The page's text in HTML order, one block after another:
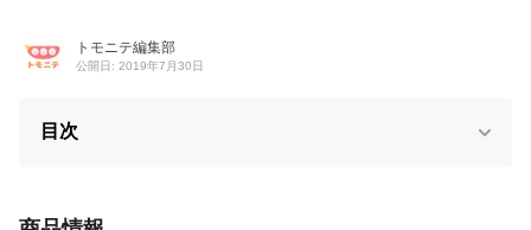
トモニテ編集部
公開日: 2019年7月30日
目次